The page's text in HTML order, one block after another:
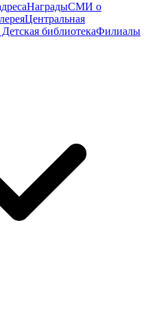
НаградыСМИ о
Центральная
библиотекаФилиалы